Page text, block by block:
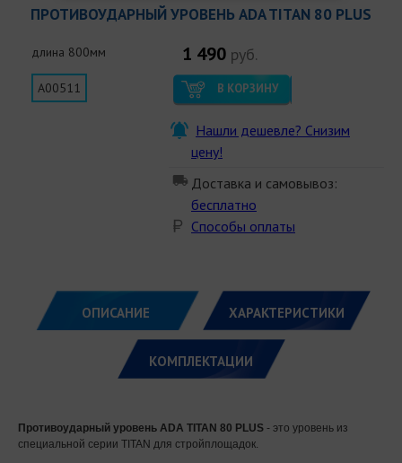
ПРОТИВОУДАРНЫЙ УРОВЕНЬ ADA TITAN 80 PLUS
длина 800мм 1 490 руб.
В КОРЗИНУ
Нашли дешевле? Снизим
цену!
Доставка и самовывоз:
бесплатно
Способы оплаты
А00511
ОПИСАНИЕ ХАРАКТЕРИСТИКИ
КОМПЛЕКТАЦИИ
Противоударный уровень ADA TITAN 80 PLUS - это уровень из
специальной серии TITAN для стройплощадок.